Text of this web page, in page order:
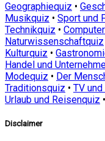
Geographiequiz •
Musikquiz • Sport und
Technikquiz •
Naturwissenschaftquiz
Kulturquiz •
Handel und
Modequiz • Der
Traditionsquiz • TV
Urlaub und Reisenquiz •
Disclaimer